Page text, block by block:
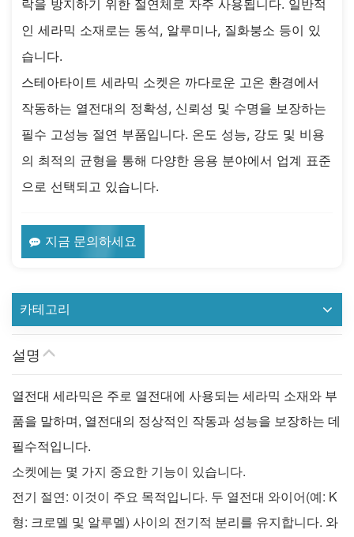
락을 방지하기 위한 절연체로 자주 사용됩니다. 일반적
인 세라믹 소재로는 동석, 알루미나, 질화붕소 등이 있
습니다.
스테아타이트 세라믹 소켓은 까다로운 고온 환경에서
작동하는 열전대의 정확성, 신뢰성 및 수명을 보장하는
필수 고성능 절연 부품입니다. 온도 성능, 강도 및 비용
의 최적의 균형을 통해 다양한 응용 분야에서 업계 표준
으로 선택되고 있습니다.
지금 문의하세요
카테고리
설명
열전대 세라믹은 주로 열전대에 사용되는 세라믹 소재와 부
품을 말하며, 열전대의 정상적인 작동과 성능을 보장하는 데
필수적입니다.
소켓에는 몇 가지 중요한 기능이 있습니다.
전기 절연: 이것이 주요 목적입니다. 두 열전대 와이어(예: K
형: 크로멜 및 알루멜) 사이의 전기적 분리를 유지합니다. 와